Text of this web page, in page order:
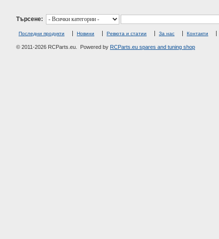
Търсене:
Последни продукти Новини Ревюта и статии За нас Контакти
© 2011-2026 RCParts.eu. Powered by RCParts.eu spares and tuning shop